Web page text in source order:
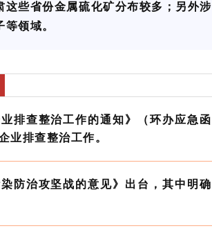
些省份金属硫化矿分布较多；另外涉
领域。
排查整治工作的通知》（环办应急函
业排查整治工作。
防治攻坚战的意见》出台，其中明确